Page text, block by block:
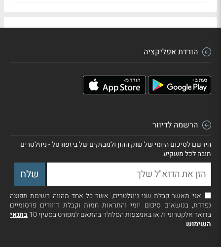
הורדת אפליקציה
הרשמה לדיוור
הירשם לסיכום היומי של שוק ההון ולמבזקים של ביזפורטל - ניוזלטרים
חובה לכל משקיע
אני מאשר קבלת שני ניוזלטרים, אשר כל אחד מהווה רשימת תפוצה
נפרדת, בנושאים סיכום יומי והתראות חמות וקבלת דיוורים פרסומיים
בדואר אלקטרוני ו/ או באמצעות הסלולר בהתאם למפורט בסעיף 10
בתנאי
השימוש